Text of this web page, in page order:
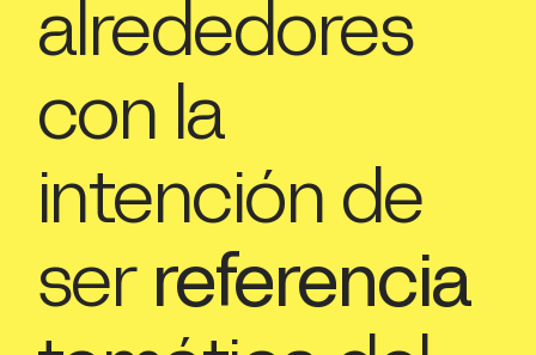
alrededores
con la
intención de
ser referencia